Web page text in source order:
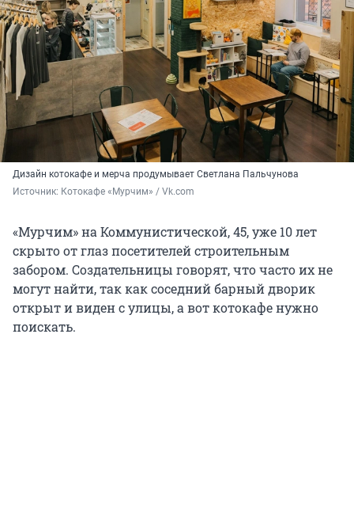
Дизайн котокафе и мерча продумывает Светлана Пальчунова
Источник: Котокафе «Мурчим» / Vk.com
«Мурчим» на Коммунистической, 45, уже 10 лет
скрыто от глаз посетителей строительным
забором. Создательницы говорят, что часто их не
могут найти, так как соседний барный дворик
открыт и виден с улицы, а вот котокафе нужно
поискать.